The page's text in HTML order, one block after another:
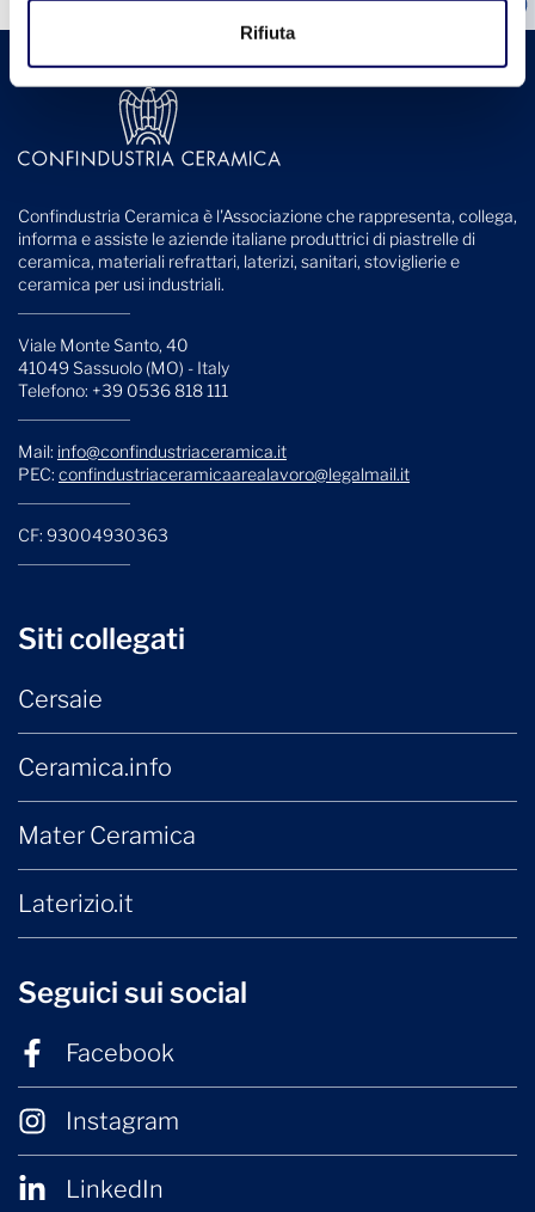
Rifiuta
Confindustria Ceramica è l'Associazione che rappresenta, collega,
informa e assiste le aziende italiane produttrici di piastrelle di
ceramica, materiali refrattari, laterizi, sanitari, stoviglierie e
ceramica per usi industriali.
Viale Monte Santo, 40
41049 Sassuolo (MO) - Italy
Telefono: +39 0536 818 111
Mail: info@confindustriaceramica.it
PEC: confindustriaceramicaarealavoro@legalmail.it
CF: 93004930363
Siti collegati
Cersaie
Ceramica.info
Mater Ceramica
Laterizio.it
Seguici sui social
Facebook
Instagram
LinkedIn